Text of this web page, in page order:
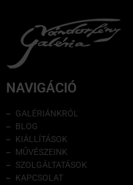
NAVIGÁCIÓ
GALÉRIÁNKRÓL
BLOG
KIÁLLÍTÁSOK
MŰVÉSZEINK
SZOLGÁLTATÁSOK
KAPCSOLAT